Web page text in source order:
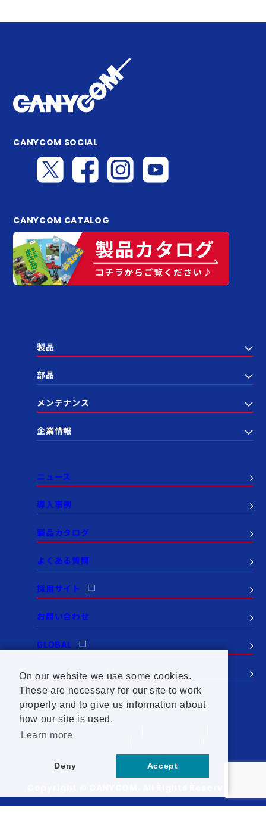
CANYCOM SOCIAL
CANYCOM CATALOG
製品
部品
メンテナンス
企業情報
ニュース
導入事例
製品カタログ
よくある質問
採用サイト
お問い合わせ
GLOBAL
CANYCOM USA
サイトマップ
On our website we use some cookies.
These are necessary for our site to work
properly and to give us information about
how our site is used.
Learn more
Deny Accept